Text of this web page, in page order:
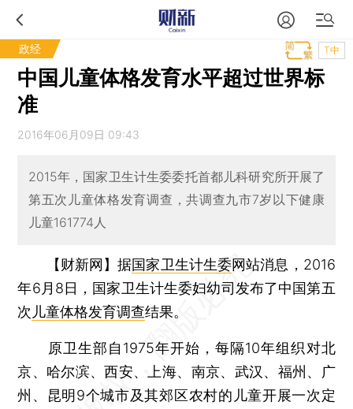
政经 T中
中国儿童体格发育水平超过世界标
准
2016年06月09日 09:43
2015年，国家卫生计生委委托首都儿科研究所开展了
第五次儿童体格发育调查，共调查九市7岁以下健康
儿童161774人
【财新网】据国家卫生计生委网站消息，2016
年6月8日，国家卫生计生委妇幼司发布了中国第五
次 儿童体格发育调查结果。
原卫生部自1975年开始，每隔10年组织对北
京、哈尔滨、西安、上海、南京、武汉、福州、广
州、昆明9个城市及其郊区农村的儿童开展一次定